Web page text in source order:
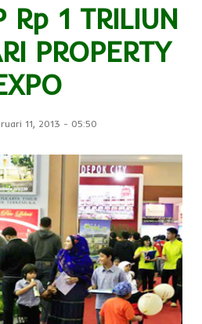
Rp 1 TRILIUN
PROPERTY
11, 2013 - 05:50